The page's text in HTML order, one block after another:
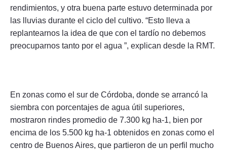
rendimientos, y otra buena parte estuvo determinada por
las lluvias durante el ciclo del cultivo. “Esto lleva a
replantearnos la idea de que con el tardío no debemos
preocuparnos tanto por el agua ”, explican desde la RMT.
En zonas como el sur de Córdoba, donde se arrancó la
siembra con porcentajes de agua útil superiores,
mostraron rindes promedio de 7.300 kg ha-1, bien por
encima de los 5.500 kg ha-1 obtenidos en zonas como el
centro de Buenos Aires, que partieron de un perfil mucho